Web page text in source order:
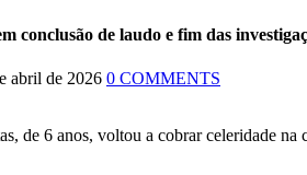
conclusão de laudo e fim das
abril de 2026 0 COMMENTS
de 6 anos, voltou a cobrar celeridade